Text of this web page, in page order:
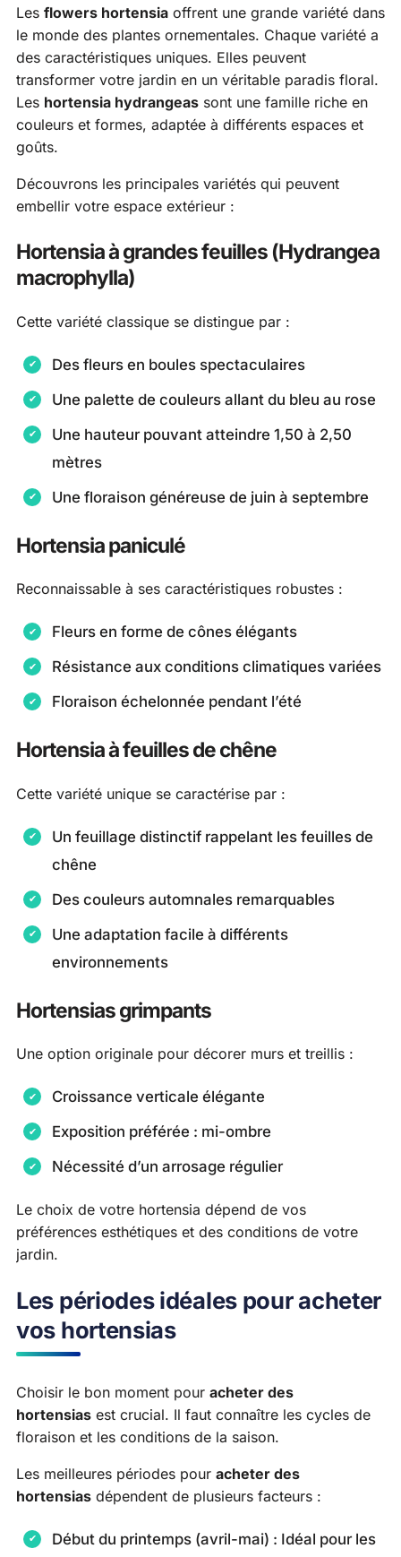
Les flowers hortensia offrent une grande variété dans
le monde des plantes ornementales. Chaque variété a
des caractéristiques uniques. Elles peuvent
transformer votre jardin en un véritable paradis floral.
Les hortensia hydrangeas sont une famille riche en
couleurs et formes, adaptée à différents espaces et
goûts.
Découvrons les principales variétés qui peuvent
embellir votre espace extérieur :
Hortensia à grandes feuilles (Hydrangea
macrophylla)
Cette variété classique se distingue par :
Des fleurs en boules spectaculaires
Une palette de couleurs allant du bleu au rose
Une hauteur pouvant atteindre 1,50 à 2,50
mètres
Une floraison généreuse de juin à septembre
Hortensia paniculé
Reconnaissable à ses caractéristiques robustes :
Fleurs en forme de cônes élégants
Résistance aux conditions climatiques variées
Floraison échelonnée pendant l’été
Hortensia à feuilles de chêne
Cette variété unique se caractérise par :
Un feuillage distinctif rappelant les feuilles de
chêne
Des couleurs automnales remarquables
Une adaptation facile à différents
environnements
Hortensias grimpants
Une option originale pour décorer murs et treillis :
Croissance verticale élégante
Exposition préférée : mi-ombre
Nécessité d’un arrosage régulier
Le choix de votre hortensia dépend de vos
préférences esthétiques et des conditions de votre
jardin.
Les périodes idéales pour acheter
vos hortensias
Choisir le bon moment pour acheter des
hortensias est crucial. Il faut connaître les cycles de
floraison et les conditions de la saison.
Les meilleures périodes pour acheter des
hortensias dépendent de plusieurs facteurs :
Début du printemps (avril-mai) : Idéal pour les